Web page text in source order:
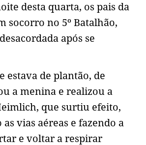
desta quarta, os pais da
socorro no 5º Batalhão,
após se
estava de plantão, de
a menina e realizou a
que surtiu efeito,
vias aéreas e fazendo a
e voltar a respirar